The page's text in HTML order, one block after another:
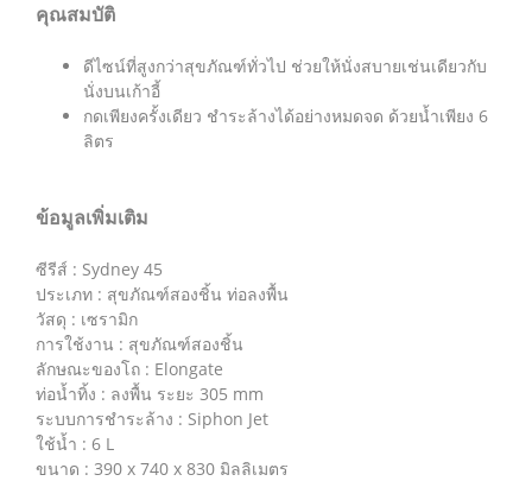
คุณสมบัติ
ดีไซน์ที่สูงกว่าสุขภัณฑ์ทั่วไป ช่วยให้นั่งสบายเช่นเดียวกับ
นั่งบนเก้าอี้
กดเพียงครั้งเดียว ชำระล้างได้อย่างหมดจด ด้วยน้ำเพียง 6
ลิตร
ข้อมูลเพิ่มเติม
ซีรีส์ : Sydney 45
ประเภท : สุขภัณฑ์สองชิ้น ท่อลงพื้น
วัสดุ : เซรามิก
การใช้งาน : สุขภัณฑ์สองชิ้น
ลักษณะของโถ : Elongate
ท่อน้ำทิ้ง : ลงพื้น ระยะ 305 mm
ระบบการชำระล้าง : Siphon Jet
ใช้น้ำ : 6 L
ขนาด : 390 x 740 x 830 มิลลิเมตร